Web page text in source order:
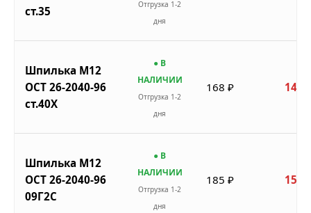
ст.35
Отгрузка 1-2
дня
Шпилька М12
ОСТ 26-2040-96
ст.40Х
● В
НАЛИЧИИ
Отгрузка 1-2
дня
168 ₽ 143
Шпилька М12
ОСТ 26-2040-96
09Г2С
● В
НАЛИЧИИ
Отгрузка 1-2
дня
185 ₽ 157